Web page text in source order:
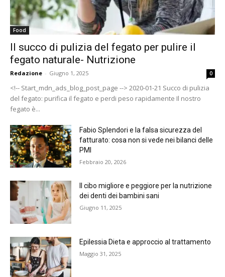
Food
Il succo di pulizia del fegato per pulire il
fegato naturale- Nutrizione
Redazione - Giugno 1, 2025 0
<!-- Start_mdn_ads_blog_post_page --> 2020-01-21 Succo di pulizia
del fegato: purifica il fegato e perdi peso rapidamente Il nostro
fegato è...
Fabio Splendori e la falsa sicurezza del
fatturato: cosa non si vede nei bilanci delle
PMI
Febbraio 20, 2026
Il cibo migliore e peggiore per la nutrizione
dei denti dei bambini sani
Giugno 11, 2025
Epilessia Dieta e approccio al trattamento
Maggio 31, 2025